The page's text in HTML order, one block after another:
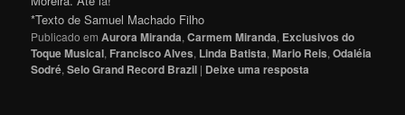
*Texto de Samuel Machado Filho
Publicado em Aurora Miranda,Carmem Miranda, Exclusivos do
Toque Musical, Francisco Alves, Linda Batista,Mario Reis,Odaléia
Sodré,Selo Grand Record Brazil | Deixe uma resposta